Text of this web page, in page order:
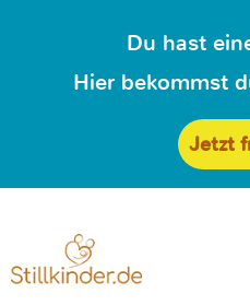
Du hast
Hier bekommst
Jetzt